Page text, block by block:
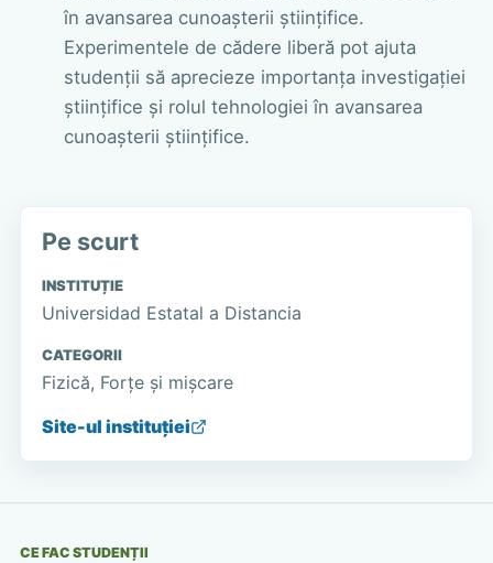
în avansarea cunoașterii științifice.
Experimentele de cădere liberă pot ajuta
studenții să aprecieze importanța investigației
științifice și rolul tehnologiei în avansarea
cunoașterii științifice.
Pe scurt
INSTITUȚIE
Universidad Estatal a Distancia
CATEGORII
Fizică, Forțe și mișcare
Site-ul instituției
CE FAC STUDENȚII